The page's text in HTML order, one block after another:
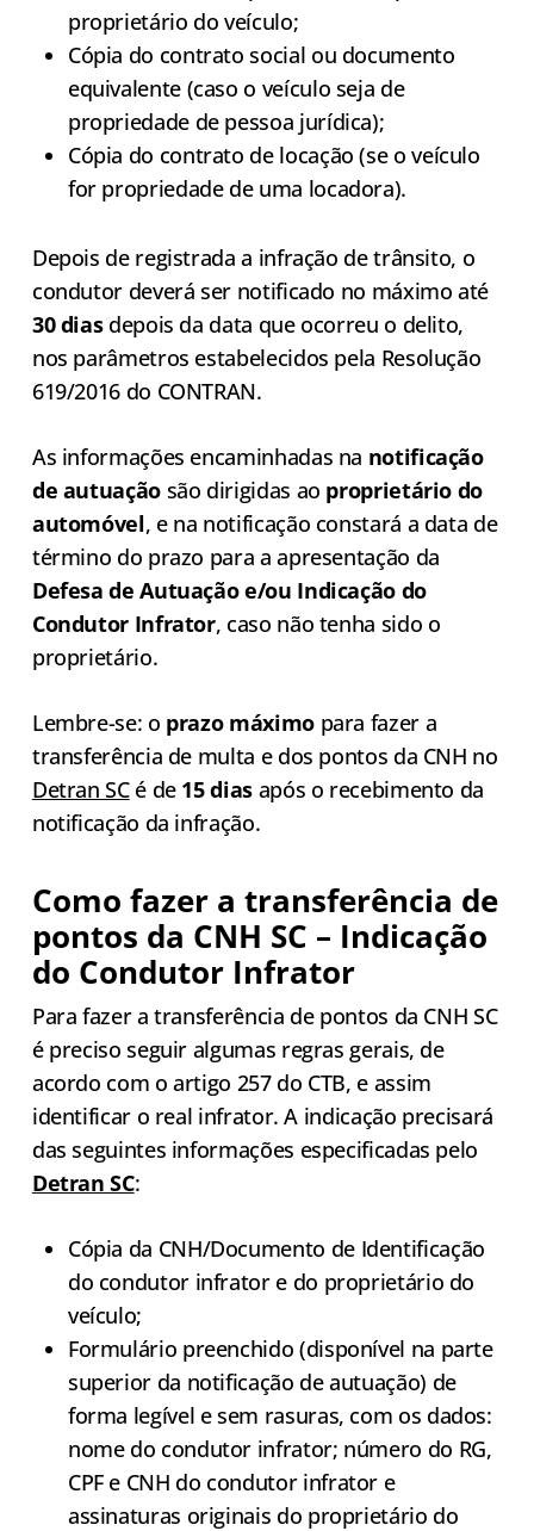
proprietário do veículo;
Cópia do contrato social ou documento
equivalente (caso o veículo seja de
propriedade de pessoa jurídica);
Cópia do contrato de locação (se o veículo
for propriedade de uma locadora).
Depois de registrada a infração de trânsito, o
condutor deverá ser notificado no máximo até
30 diasdepois da data que ocorreu o delito,
nos parâmetros estabelecidos pela Resolução
619/2016 do CONTRAN.
As informações encaminhadas na notificação
de autuaçãosão dirigidas ao proprietário do
automóvel, e na notificação constará a data de
término do prazo para a apresentação da
Defesa de Autuação e/ou Indicação do
Condutor Infrator, caso não tenha sido o
proprietário.
Lembre-se: o prazo máximopara fazer a
transferência de multa e dos pontos da CNH no
Detran SCé de 15 diasapós o recebimento da
notificação da infração.
Como fazer a transferência de
pontos da CNH SC – Indicação
do Condutor Infrator
Para fazer a transferência de pontos da CNH SC
é preciso seguir algumas regras gerais, de
acordo com o artigo 257 do CTB, e assim
identificar o real infrator. A indicação precisará
das seguintes informações especificadas pelo
Detran SC:
Cópia da CNH/Documento de Identificação
do condutor infrator e do proprietário do
veículo;
Formulário preenchido (disponível na parte
superior da notificação de autuação) de
forma legível e sem rasuras, com os dados:
nome do condutor infrator; número do RG,
CPF e CNH do condutor infrator e
assinaturas originais do proprietário do